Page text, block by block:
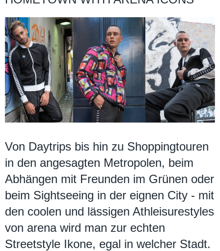
Von Daytrips bis hin zu Shoppingtouren
in den angesagten Metropolen, beim
Abhängen mit Freunden im Grünen oder
beim Sightseeing in der eignen City - mit
den coolen und lässigen Athleisurestyles
von arena wird man zur echten
Streetstyle Ikone, egal in welcher Stadt.